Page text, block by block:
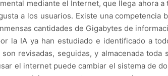
mediante el Internet, que llega ahora
a los usuarios. Existe una competencia
cantidades de Gigabytes de
la IA ya han estudiado e identificado a
son revisadas, seguidas, y almacenada
el internet puede cambiar el sistema de